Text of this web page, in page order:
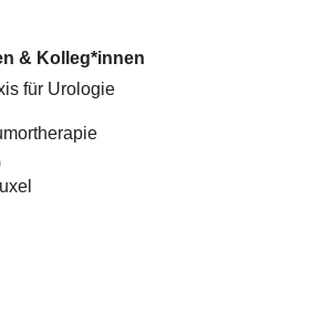
& Kolleg*innen
für Urologie